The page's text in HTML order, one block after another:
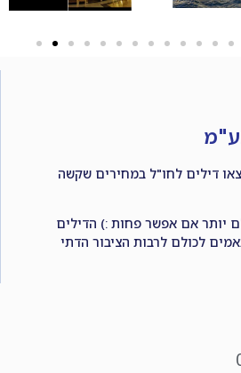
דילים לחו"ל במחירים שקשה
יותר אם אפשר פחות :) הדילים
לכולם לרבות הציבור הדתי